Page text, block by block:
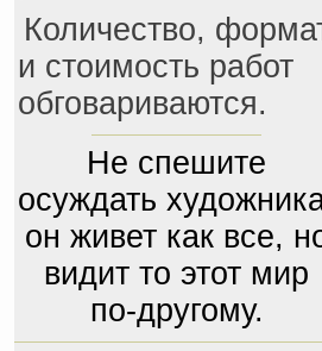
Количество,
и стоимость работ
обговариваются.
Не спешите
осуждать
он живет как все,
видит то этот мир
по-другому.